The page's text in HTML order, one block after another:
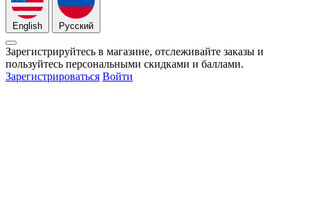
English Русский
Зарегистрируйтесь в магазине, отслеживайте заказы и
пользуйтесь персональными скидками и баллами.
Зарегистрироваться Войти